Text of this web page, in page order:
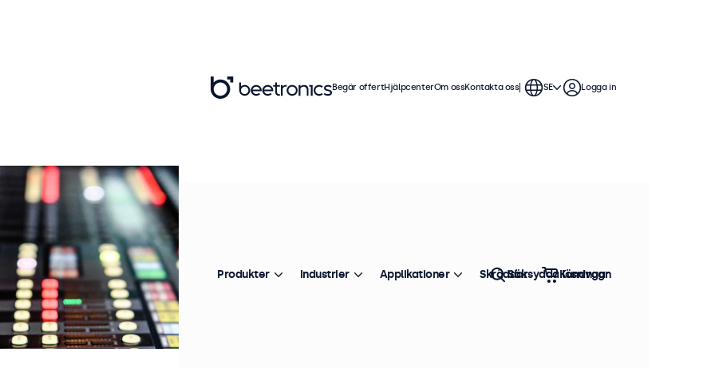
Begär offertHjälpcenterOm ossKontakta oss SE Logga in
Produkter Industrier Applikationer Skräddarsydda lösningar
Sök Kundvagn